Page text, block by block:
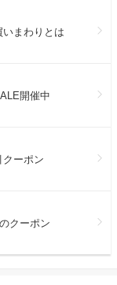
まわりとは
開催中
ーポン
クーポン